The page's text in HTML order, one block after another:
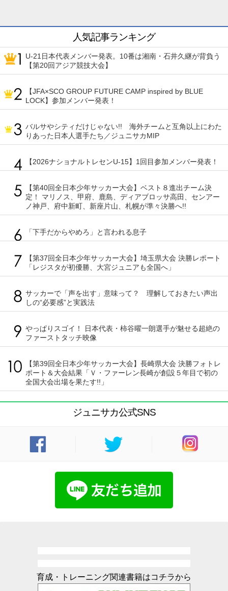
人気記事ランキング
U-21日本代表メンバー発表。10番は湘南・石井久継が背負う
【第20回アジア競技大会】
【JFA×SCO GROUP FUTURE CAMP inspired by BLUE
LOCK】参加メンバー発表！
バルサやシティだけじゃない!! 海外チームと互角以上にわた
りあった日本人選手たち／ジュニサカMIP
【2026ナショナルトレセンU-15】1回目参加メンバー発表！
【第40回全日本少年サッカー大会】ベスト８進出チーム決
定！ マリノス、甲府、鹿島、ディアブロッサ高田、センアー
ノ神戸、府中新町、新座片山、札幌が準々決勝へ!!
「下手だからやめろ」と言われる息子
【第37回全日本少年サッカー大会】埼玉県大会 決勝レポート
「レジスタが初優勝、大宮ジュニアも全国へ」
サッカーで「声を出す」意味って？ 理解しておきたい声出
しの“必要感”と実践法
やっぱりスゴイ！ 日本代表・柿谷曜一朗選手が魅せる超絶の
ファーストタッチ映像
【第39回全日本少年サッカー大会】長崎県大会 決勝フォトレ
ポート＆大会結果「Ｖ・ファーレン長崎が創設５年目で初の
全国大会出場を果たす!!」
ジュニサカ公式SNS
育成・トレーニング関連書籍はコチラから